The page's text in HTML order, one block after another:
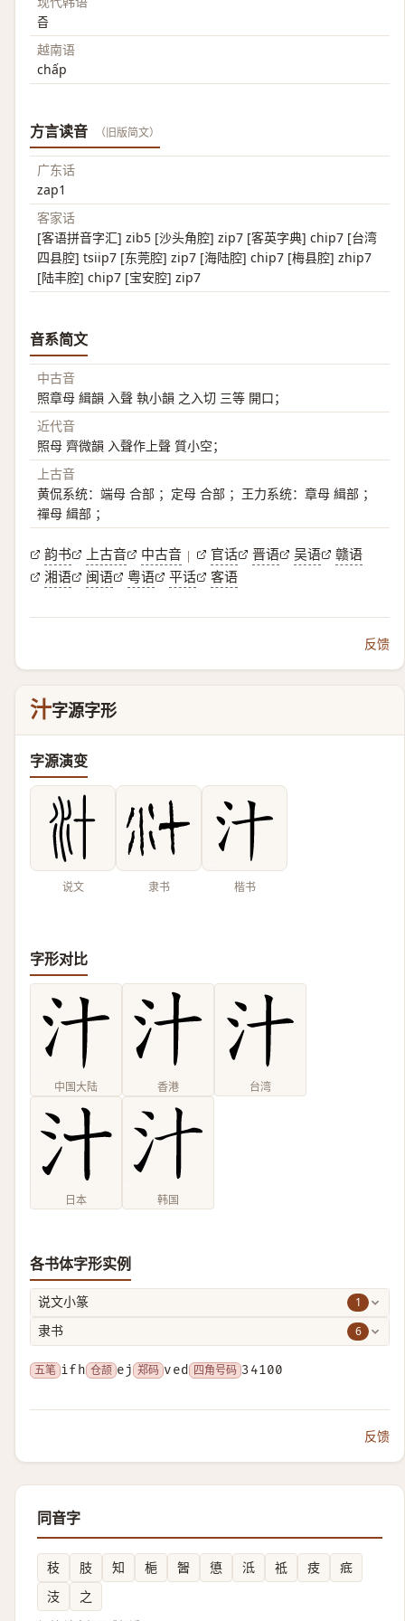
즙
越南语
chấp
方言读音 （旧版简文）
广东话
zap1
客家话
[客语拼音字汇] zib5 [沙头角腔] zip7 [客英字典] chip7 [台湾
四县腔] tsiip7 [东莞腔] zip7 [海陆腔] chip7 [梅县腔] zhip7
[陆丰腔] chip7 [宝安腔] zip7
音系简文
中古音
照章母 緝韻 入聲 執小韻 之入切 三等 開口；
近代音
照母 齊微韻 入聲作上聲 質小空；
上古音
黄侃系统：端母 合部 ；定母 合部 ；王力系统：章母 緝部 ；
禪母 緝部 ；
韵书 上古音 中古音 | 官话 晋语 吴语
赣语
湘语
闽语 粤语 平话 客语
反馈
汁字源字形
字源演变
说文 隶书 楷书
字形对比
中国大陆 香港 台湾
日本 韩国
各书体字形实例
说文小篆 1
隶书 6
五笔 ifh 仓颉 ej 郑码 ved 四角号码 34100
反馈
同音字
秓 肢 知 梔 䣽 憄 泜 祗 㽻
疷
汥
之